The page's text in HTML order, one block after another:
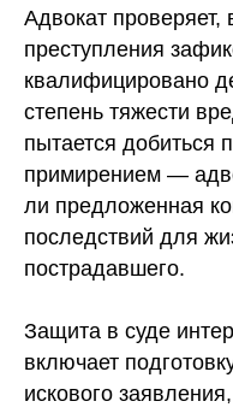
Адвокат проверяет,
преступления
квалифицировано
степень тяжести
пытается добиться
примирением —
ли предложенная
последствий для
пострадавшего.
Защита в суде
включает
искового